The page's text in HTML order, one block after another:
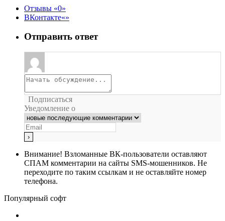
Отзывы
0
ВКонтакте
Отправить ответ
Подписаться
Уведомление о
Внимание! Взломанные ВК-пользователи оставляют
СПАМ комментарии на сайты SMS-мошенников. Не
переходите по таким ссылкам и не оставляйте номер
телефона.
Популярный софт